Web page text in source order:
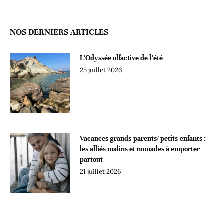
NOS DERNIERS ARTICLES
L’Odyssée olfactive de l’été
25 juillet 2026
Vacances grands-parents/ petits-enfants :
les alliés malins et nomades à emporter
partout
21 juillet 2026